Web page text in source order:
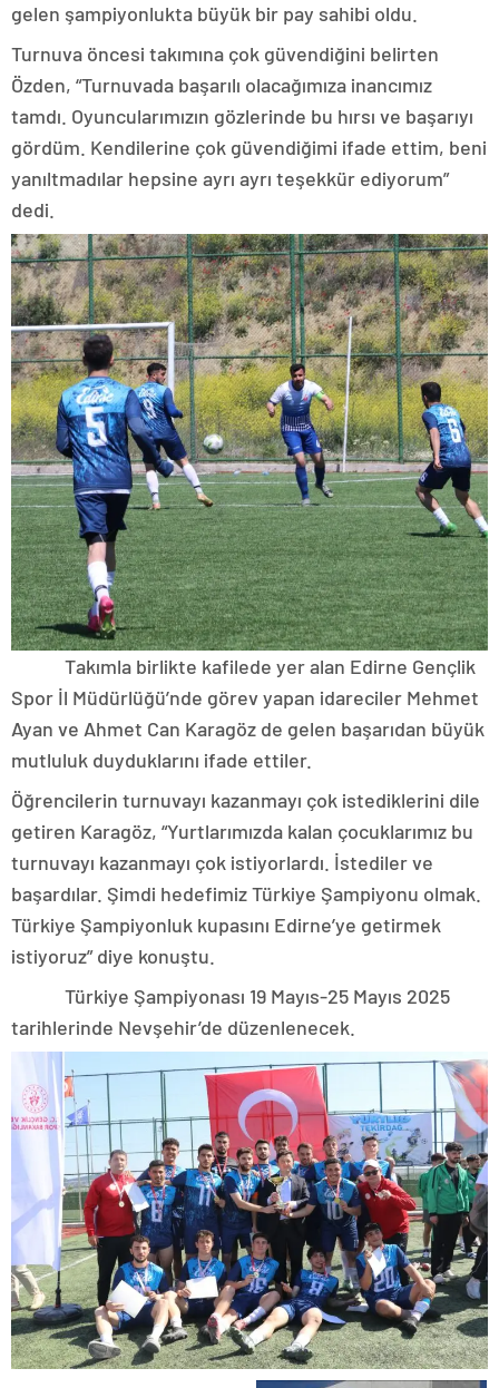
gelen şampiyonlukta büyük bir pay sahibi oldu.
Turnuva öncesi takımına çok güvendiğini belirten
Özden, “Turnuvada başarılı olacağımıza inancımız
tamdı. Oyuncularımızın gözlerinde bu hırsı ve başarıyı
gördüm. Kendilerine çok güvendiğimi ifade ettim, beni
yanıltmadılar hepsine ayrı ayrı teşekkür ediyorum”
dedi.
Takımla birlikte kafilede yer alan Edirne Gençlik
Spor İl Müdürlüğü’nde görev yapan idareciler Mehmet
Ayan ve Ahmet Can Karagöz de gelen başarıdan büyük
mutluluk duyduklarını ifade ettiler.
Öğrencilerin turnuvayı kazanmayı çok istediklerini dile
getiren Karagöz, “Yurtlarımızda kalan çocuklarımız bu
turnuvayı kazanmayı çok istiyorlardı. İstediler ve
başardılar. Şimdi hedefimiz Türkiye Şampiyonu olmak.
Türkiye Şampiyonluk kupasını Edirne’ye getirmek
istiyoruz” diye konuştu.
Türkiye Şampiyonası 19 Mayıs-25 Mayıs 2025
tarihlerinde Nevşehir’de düzenlenecek.